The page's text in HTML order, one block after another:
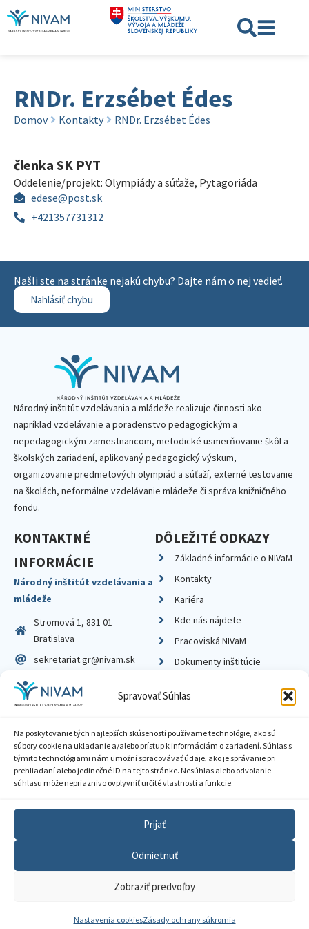
Spravovať Súhlas
Na poskytovanie tých najlepších skúseností používame technológie, ako sú
súbory cookie na ukladanie a/alebo prístup k informáciám o zariadení. Súhlas s
týmito technológiami nám umožní spracovávať údaje, ako je správanie pri
prehliadaní alebo jedinečné ID na tejto stránke. Nesúhlas alebo odvolanie
súhlasu môže nepriaznivo ovplyvniť určité vlastnosti a funkcie.
Prijať
Odmietnuť
Zobraziť predvoľby
Nastavenia cookiesZásady ochrany súkromia
RNDr. Erzsébet Édes
Domov Kontakty RNDr. Erzsébet Édes
členka SK PYT
Oddelenie/projekt: Olympiády a súťaže, Pytagoriáda
edese@post.sk
+421357731312
Našli ste na stránke nejakú chybu? Dajte nám o nej vedieť.
Nahlásiť chybu
Národný inštitút vzdelávania a mládeže realizuje činnosti ako
napríklad vzdelávanie a poradenstvo pedagogickým a
nepedagogickým zamestnancom, metodické usmerňovanie škôl a
školských zariadení, aplikovaný pedagogický výskum,
organizovanie predmetových olympiád a súťaží, externé testovanie
na školách, neformálne vzdelávanie mládeže či správa knižničného
fondu.
KONTAKTNÉ
INFORMÁCIE
Národný inštitút vzdelávania a
mládeže
Stromová 1, 831 01
Bratislava
sekretariat.gr@nivam.sk
IČO: 00164348
DIČ: 2020798714
DÔLEŽITÉ ODKAZY
Základné informácie o NIVaM
Kontakty
Kariéra
Kde nás nájdete
Pracoviská NIVaM
Dokumenty inštitúcie
© 2026 Národný inštitút vzdelávania a mládeže
Zásady ochrany súkromia
Sprístupnenie informácií
GDPR